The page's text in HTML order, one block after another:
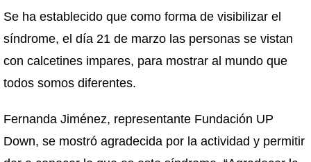
Se ha establecido que como forma de visibilizar el
síndrome, el día 21 de marzo las personas se vistan
con calcetines impares, para mostrar al mundo que
todos somos diferentes.
Fernanda Jiménez, representante Fundación UP
Down, se mostró agradecida por la actividad y permitir